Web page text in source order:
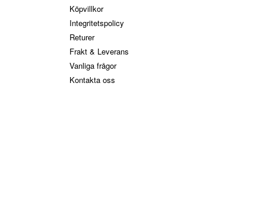
Köpvillkor
Integritetspolicy
Returer
Frakt & Leverans
Vanliga frågor
Kontakta oss